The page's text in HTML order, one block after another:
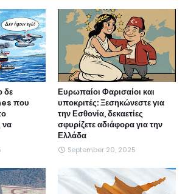
δε
που
να
Ευρωπαίοι Φαρισαίοι και
υποκριτές: Ξεσηκώνεστε για
την Εσθονία, δεκαετίες
σφυρίζετε αδιάφορα για την
Ελλάδα
September 20, 2025